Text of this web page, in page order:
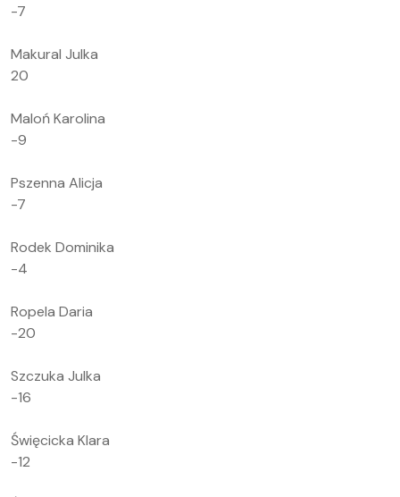
-7
Makural Julka
20
Maloń Karolina
-9
Pszenna Alicja
-7
Rodek Dominika
-4
Ropela Daria
-20
Szczuka Julka
-16
Święcicka Klara
-12